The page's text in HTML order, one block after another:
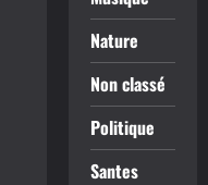
Nature
Non classé
Politique
Santes